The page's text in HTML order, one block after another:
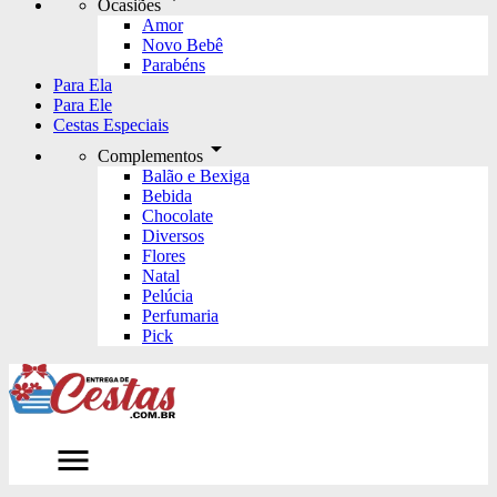
Ocasiões
Amor
Novo Bebê
Parabéns
Para Ela
Para Ele
Cestas Especiais
Complementos arrow_drop_down
Balão e Bexiga
Bebida
Chocolate
Diversos
Flores
Natal
Pelúcia
Perfumaria
Pick
menu